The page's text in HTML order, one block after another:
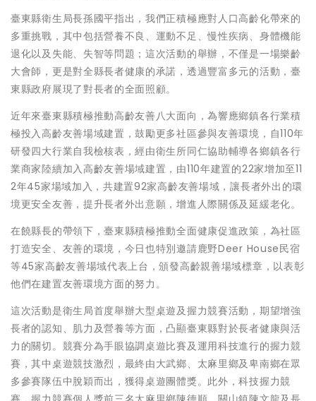
臺東縣衛生局長孫國平指出，我們正積極應對人口高齡化帶來的
多重挑戰，其中包括營養不良、運動不足、慢性疾病、身體機能
退化以及失能、失智等問題；這次活動的舉辦，不僅是一場樂齡
大會師，更是對全縣長者健康的承諾，透過豐富多元的活動，臺
東縣政府展現了對長者的全面照顧。
近年來臺東縣積極推動高齡友善八大面向，為響應鄉鎮各行業積
極投入高齡友善場域建置，鼓勵更多社區參與友善環境，自110年
研發四大行業自我檢核表，經由衛生所同仁協助輔導各鄉鎮各行
業商家陸續加入高齡友善場域建置，由110年建置的22家增加至11
2年45家場域加入，共建置92家高齡友善場域，讓長者外出的環
境更安全友善，提升長者外出意願，增進人際關係及延緩老化。
在饒縣長的帶領下，臺東縣積極推動全面健康促進政策，為社區
打造安全、友善的環境，今日也特別邀請鹿野Deer House民宿
等45家高齡友善場域代表上台，頒發高齡親善場域標章，以表彰
他們在建置友善環境方面的努力。
這次活動是衛生局首度舉辦大型桌遊及握力競賽活動，期望增強
長者的認知、肌力及營養等方面，凸顯臺東縣對於長者健康與活
力的關切。競賽分為手眼協調桌遊比賽及運用科技進行的握力競
賽，其中桌遊競技激烈，最終由大武鄉、太麻里鄉及卑南鄉在眾
多參賽隊伍中脫穎而出，獲得桌遊團體獎。此外，科技握力競